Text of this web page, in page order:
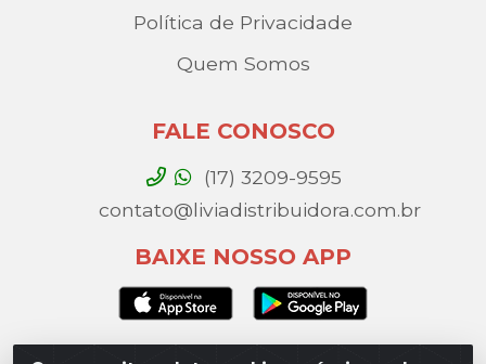
Política de Privacidade
Quem Somos
FALE CONOSCO
(17) 3209-9595
contato@liviadistribuidora.com.br
BAIXE NOSSO APP